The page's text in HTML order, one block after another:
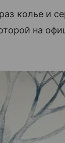
колье и
на